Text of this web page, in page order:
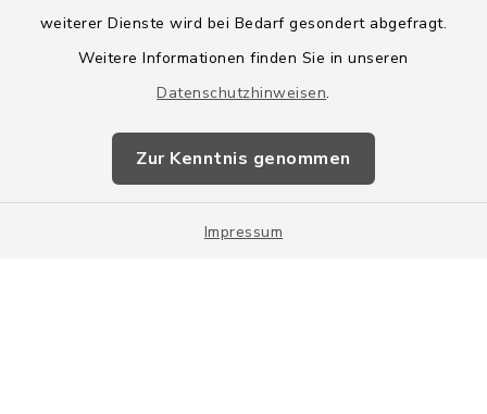
weiterer Dienste wird bei Bedarf gesondert abgefragt.
Weitere Informationen finden Sie in unseren
Datenschutzhinweisen.
Zur Kenntnis genommen
Impressum
Barrierefreiheit
Impressum
Sitemap